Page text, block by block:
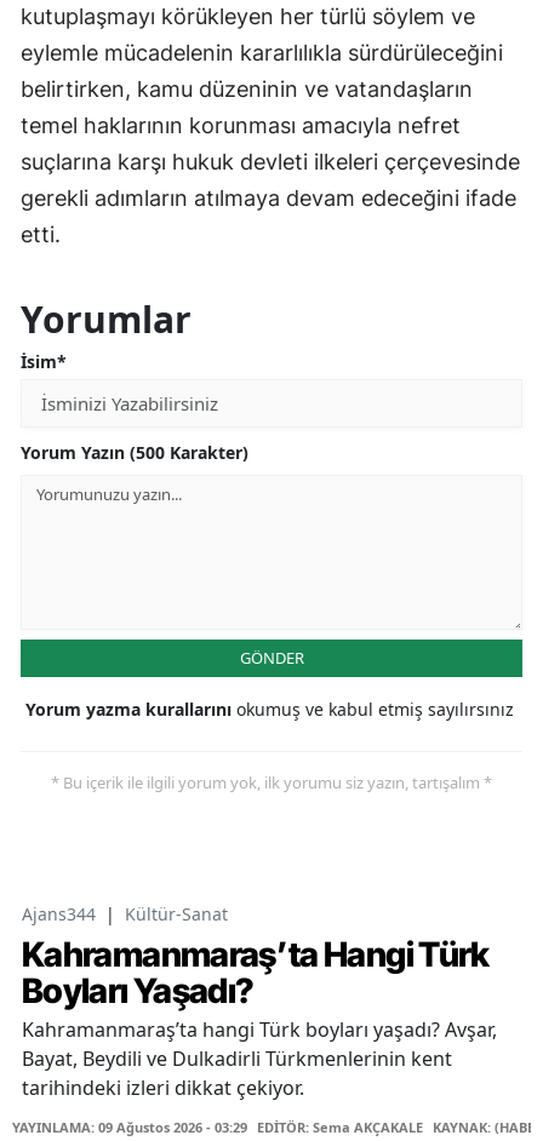
kutuplaşmayı körükleyen her türlü söylem ve
eylemle mücadelenin kararlılıkla sürdürüleceğini
belirtirken, kamu düzeninin ve vatandaşların
temel haklarının korunması amacıyla nefret
suçlarına karşı hukuk devleti ilkeleri çerçevesinde
gerekli adımların atılmaya devam edeceğini ifade
etti.
Yorumlar
İsim*
Yorum Yazın (500 Karakter)
GÖNDER
Yorum yazma kurallarını okumuş ve kabul etmiş sayılırsınız
* Bu içerik ile ilgili yorum yok, ilk yorumu siz yazın, tartışalım *
Ajans344 | Kültür-Sanat
Kahramanmaraş’ta Hangi Türk
Boyları Yaşadı?
Kahramanmaraş’ta hangi Türk boyları yaşadı? Avşar,
Bayat, Beydili ve Dulkadirli Türkmenlerinin kent
tarihindeki izleri dikkat çekiyor.
YAYINLAMA: 09 Ağustos 2026 - 03:29 EDİTÖR: Sema AKÇAKALE KAYNAK: